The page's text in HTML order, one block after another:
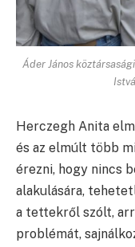
Áder János
Herczegh Anita
és az elmúlt több
érezni, hogy nincs
alakulására,
a tettekről szólt,
problémát,